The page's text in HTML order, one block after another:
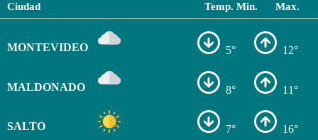
Ciudad Temp. Min. Max.
MONTEVIDEO 5° 12°
MALDONADO 8° 11°
SALTO 7° 16°